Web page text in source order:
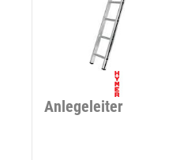
Anlegeleiter